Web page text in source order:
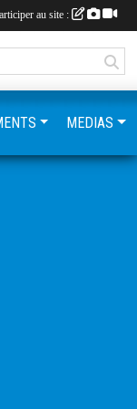
MEDIAS
au site :